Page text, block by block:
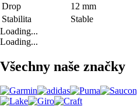
Drop
12 mm
Stabilita
Stable
Loading...
Loading...
Všechny naše značky